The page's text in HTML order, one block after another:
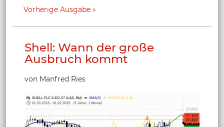
Vorherige Ausgabe
Shell: Wann der große
Ausbruch kommt
von Manfred Ries